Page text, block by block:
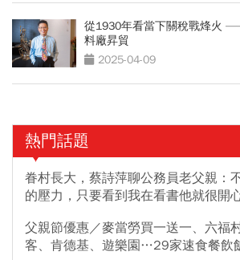
從1930年看當下關稅戰烽火
料廠昇貿
2025-04-09
熱門話題
眷村長大，蔡詩萍聊公務員老父親：
的壓力，只要看到我在看書他就很開
父親節優惠／麥當勞買一送一、六福
客、肯德基、遊樂園…29家速食餐飲